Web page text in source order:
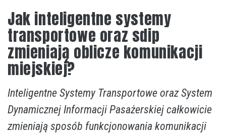
Jak inteligentne systemy
transportowe oraz sdip
zmieniają oblicze komunikacji
miejskiej?
Inteligentne Systemy Transportowe oraz System
Dynamicznej Informacji Pasażerskiej całkowicie
zmieniają sposób funkcjonowania komunikacji